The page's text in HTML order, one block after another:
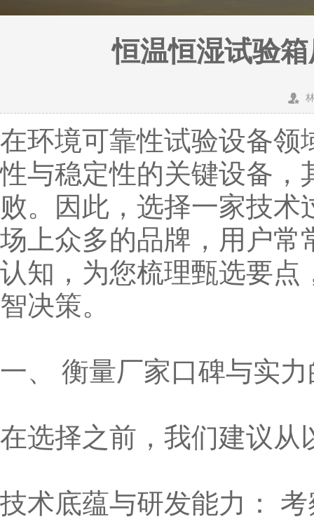
恒温恒湿试验
在环境可靠性试验设备领
性与稳定性的关键设备，
败。因此，选择一家技
场上众多的品牌，用户常
认知，为您梳理甄选要点
智决策。
一、 衡量厂家口碑与实
在选择之前，我们建议从
技术底蕴与研发能力：